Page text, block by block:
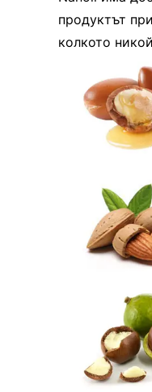
продуктът
колкото